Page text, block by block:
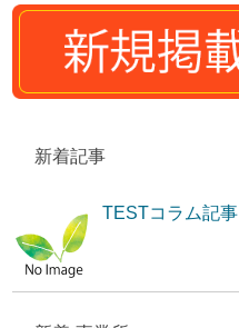
新着記事
TESTコラム記事